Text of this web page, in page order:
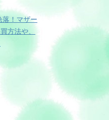
落！マザー
方法や、